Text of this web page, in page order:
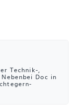
Technik-,
Doc in